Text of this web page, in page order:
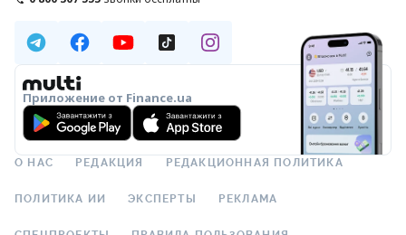
Приложение от Finance.ua
О НАС РЕДАКЦИЯ РЕДАКЦИОННАЯ ПОЛИТИКА
ПОЛИТИКА ИИ ЭКСПЕРТЫ РЕКЛАМА